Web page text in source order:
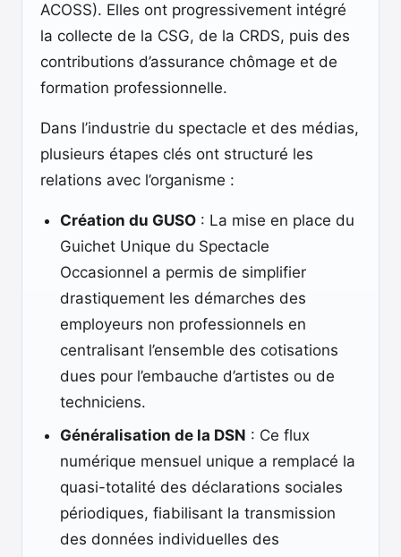
ACOSS). Elles ont progressivement intégré
la collecte de la CSG, de la CRDS, puis des
contributions d’assurance chômage et de
formation professionnelle.
Dans l’industrie du spectacle et des médias,
plusieurs étapes clés ont structuré les
relations avec l’organisme :
Création du GUSO : La mise en place du
Guichet Unique du Spectacle
Occasionnel a permis de simplifier
drastiquement les démarches des
employeurs non professionnels en
centralisant l’ensemble des cotisations
dues pour l’embauche d’artistes ou de
techniciens.
Généralisation de la DSN : Ce flux
numérique mensuel unique a remplacé la
quasi-totalité des déclarations sociales
périodiques, fiabilisant la transmission
des données individuelles des